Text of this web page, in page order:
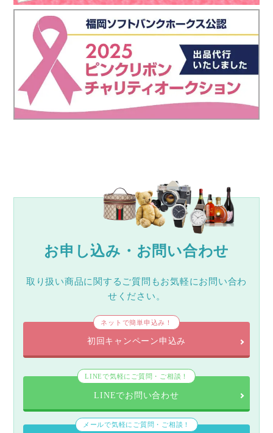
お申し込み・お問い合わせ
取り扱い商品に関するご質問もお気軽にお問い合わ
せください。
ネットで簡単申込み！
初回キャンペーン申込み
LINEで気軽にご質問・ご相談！
LINEでお問い合わせ
メールで気軽にご質問・ご相談！